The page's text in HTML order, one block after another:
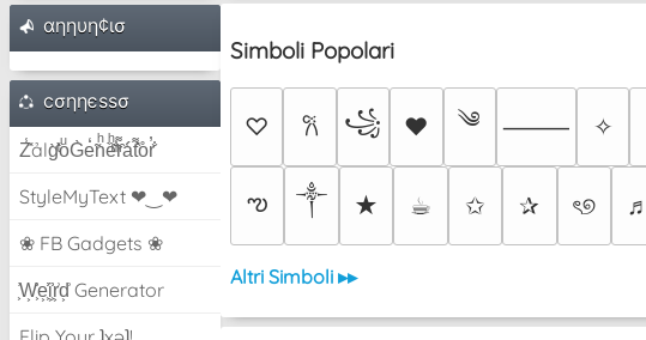
αηηυη¢ισ
cσηηєѕѕσ
Z̾̽ảlg̀͐ͭ̽oͧG̀e̒̃nͪȅͪͫ̏̐r͌̑á͑t͌̑͛o̊r̓̐
StyleMyText ❤‿❤
❀ FB Gadgets ❀
͕͗W͕͕͗͗e͕͕͗͗i͕͕͗͗r͕͗d͕͗ Generator
Simboli Popolari
♡ 𐙚 ꧁ ♥ ༄ ⸻ ✧
ఌ ༒︎ ★ ☕︎ ✩ ✰ ৎ୭ ♬
Altri Simboli ▸▸